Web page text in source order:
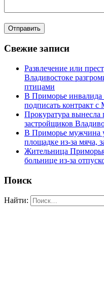
Свежие записи
Развлечение или
Владивостоке
птицами
В Приморье инвалида
подписать контракт
Прокуратура вынесла
застройщиков
В Приморье мужчина
площадке из-за мяча,
Жительница
больнице из-за
Поиск
Найти: